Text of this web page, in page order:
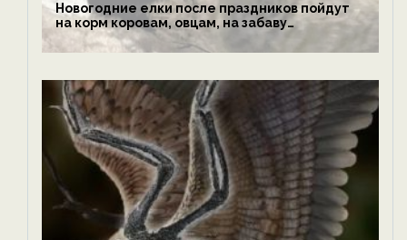
Новогодние елки после праздников пойдут
на корм коровам, овцам, на забаву
обезьянам, львам и леопардам — новости
экологии на ECOportal